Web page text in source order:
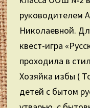
руководителем
Николаевной.
квест-игра
проходила в
Хозяйка избы (
детей с бытом